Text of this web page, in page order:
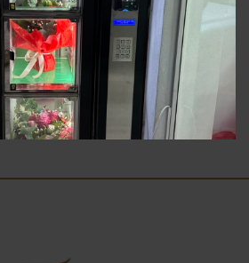
Τουλίπα
3.00 €